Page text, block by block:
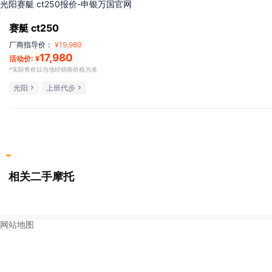
光阳赛艇 ct250报价-申银万国官网
赛艇 ct250
厂商指导价： ¥19,980
活动价: ¥17,980
*实际售价以当地经销商价格为准
光阳 上班代步
相关二手摩托
网站地图